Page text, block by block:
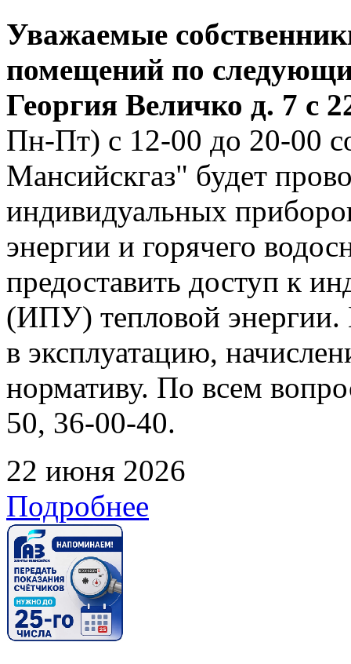
Уважаемые
помещений по
Георгия Величко д. 7 с
Пн-Пт) с 12-00 до 20-00
Мансийскгаз" будет
индивидуальных
энергии и горячего
предоставить доступ к
(ИПУ) тепловой энергии.
в эксплуатацию,
нормативу. По всем
50, 36-00-40.
22 июня 2026
Подробнее